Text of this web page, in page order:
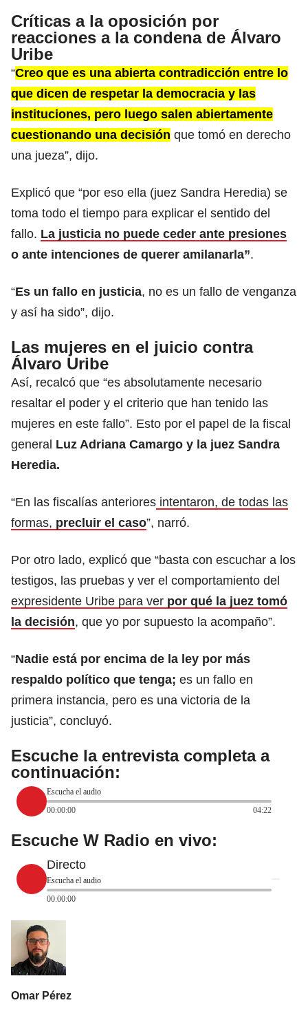
Críticas a la oposición por
reacciones a la condena de Álvaro
Uribe
“Creo que es una abierta contradicción entre lo
que dicen de respetar la democracia y las
instituciones, pero luego salen abiertamente
cuestionando una decisión que tomó en derecho
una jueza”, dijo.
Explicó que “por eso ella (juez Sandra Heredia) se
toma todo el tiempo para explicar el sentido del
fallo. La justicia no puede ceder ante presiones
o ante intenciones de querer amilanarla”.
“Es un fallo en justicia, no es un fallo de venganza
y así ha sido”, dijo.
Las mujeres en el juicio contra
Álvaro Uribe
Así, recalcó que “es absolutamente necesario
resaltar el poder y el criterio que han tenido las
mujeres en este fallo”. Esto por el papel de la fiscal
general Luz Adriana Camargo y la juez Sandra
Heredia.
“En las fiscalías anteriores intentaron, de todas las
formas, precluir el caso”, narró.
Por otro lado, explicó que “basta con escuchar a los
testigos, las pruebas y ver el comportamiento del
expresidente Uribe para ver por qué la juez tomó
la decisión, que yo por supuesto la acompaño”.
“Nadie está por encima de la ley por más
respaldo político que tenga; es un fallo en
primera instancia, pero es una victoria de la
justicia”, concluyó.
Escuche la entrevista completa a
continuación:
Escucha el audio
00:00:00
04:22
Escuche W Radio en vivo:
Directo
Escucha el audio
00:00:00
Omar Pérez